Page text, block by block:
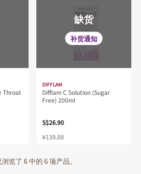
Throat
缺货
补货通知
DIFFLAM
Difflam C Solution (Sugar
Free) 200ml
S$26.90
¥139.88
览了 6 中的 6 项产品。